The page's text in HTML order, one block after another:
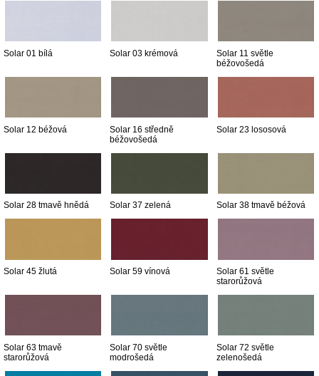
Solar 01 bílá Solar 03 krémová
Solar 11 světle
béžovošedá
Solar 12 béžová
Solar 16 středně
béžovošedá
Solar 23 lososová
Solar 28 tmavě hnědá Solar 37 zelená Solar 38 tmavě béžová
Solar 45 žlutá Solar 59 vínová
Solar 61 světle
starorůžová
Solar 63 tmavě
starorůžová
Solar 70 světle
modrošedá
Solar 72 světle
zelenošedá